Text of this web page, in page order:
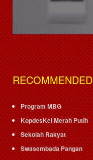
RECOMMENDED
Program MBG
KopdesKel Merah Putih
Sekolah Rakyat
Swasembada Pangan